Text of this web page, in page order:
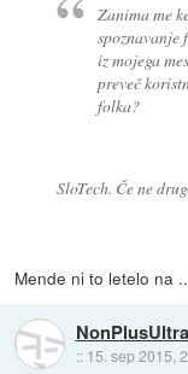
Zanima me
spoznavanje
iz mojega
preveč
folka?
SloTech. Če ne
Mende ni to letelo na
NonPlusUltra
:: 15. sep 2015,